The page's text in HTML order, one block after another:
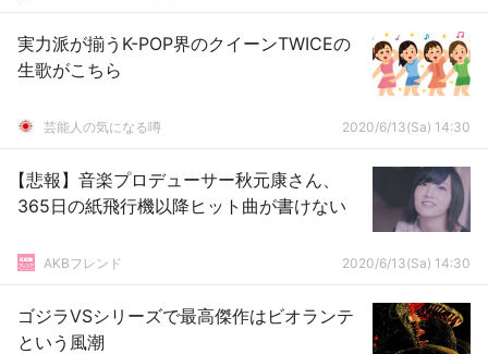
実力派が揃うK-POP界のクイーンTWICEの
生歌がこちら
芸能人の気になる噂 2020/6/13(Sa) 14:30
【悲報】音楽プロデューサー秋元康さん、
365日の紙飛行機以降ヒット曲が書けない
AKBフレンド 2020/6/13(Sa) 14:30
ゴジラVSシリーズで最高傑作はビオランテ
という風潮